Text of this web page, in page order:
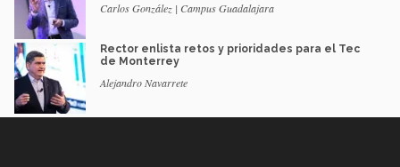
Carlos González | Campus Guadalajara
Rector enlista retos y prioridades para el Tec
de Monterrey
Alejandro Navarrete